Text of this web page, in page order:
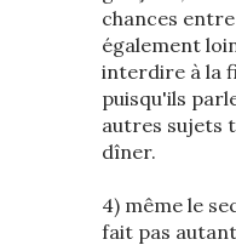
chances
également
interdire à la
puisqu'ils
autres sujets
dîner.
4) même le
fait pas